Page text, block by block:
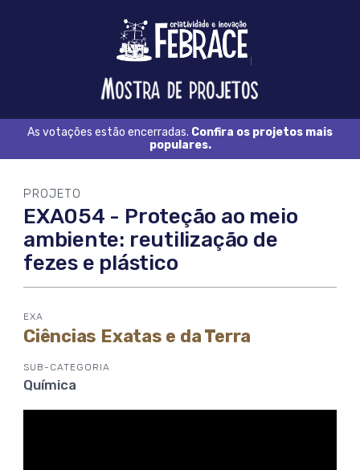
Logo
FEBRACE
Feira
Brasileira
Ciência
e
Tecnologia
As votações estão encerradas. Confira os projetos mais
populares.
PROJETO
EXA054 - Proteção ao meio
ambiente: reutilização de
fezes e plástico
EXA
Ciências Exatas e da Terra
SUB-CATEGORIA
Química